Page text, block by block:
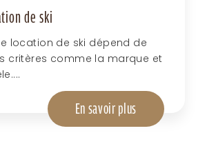
de ski
location de ski dépend de
critères comme la marque et
En savoir plus